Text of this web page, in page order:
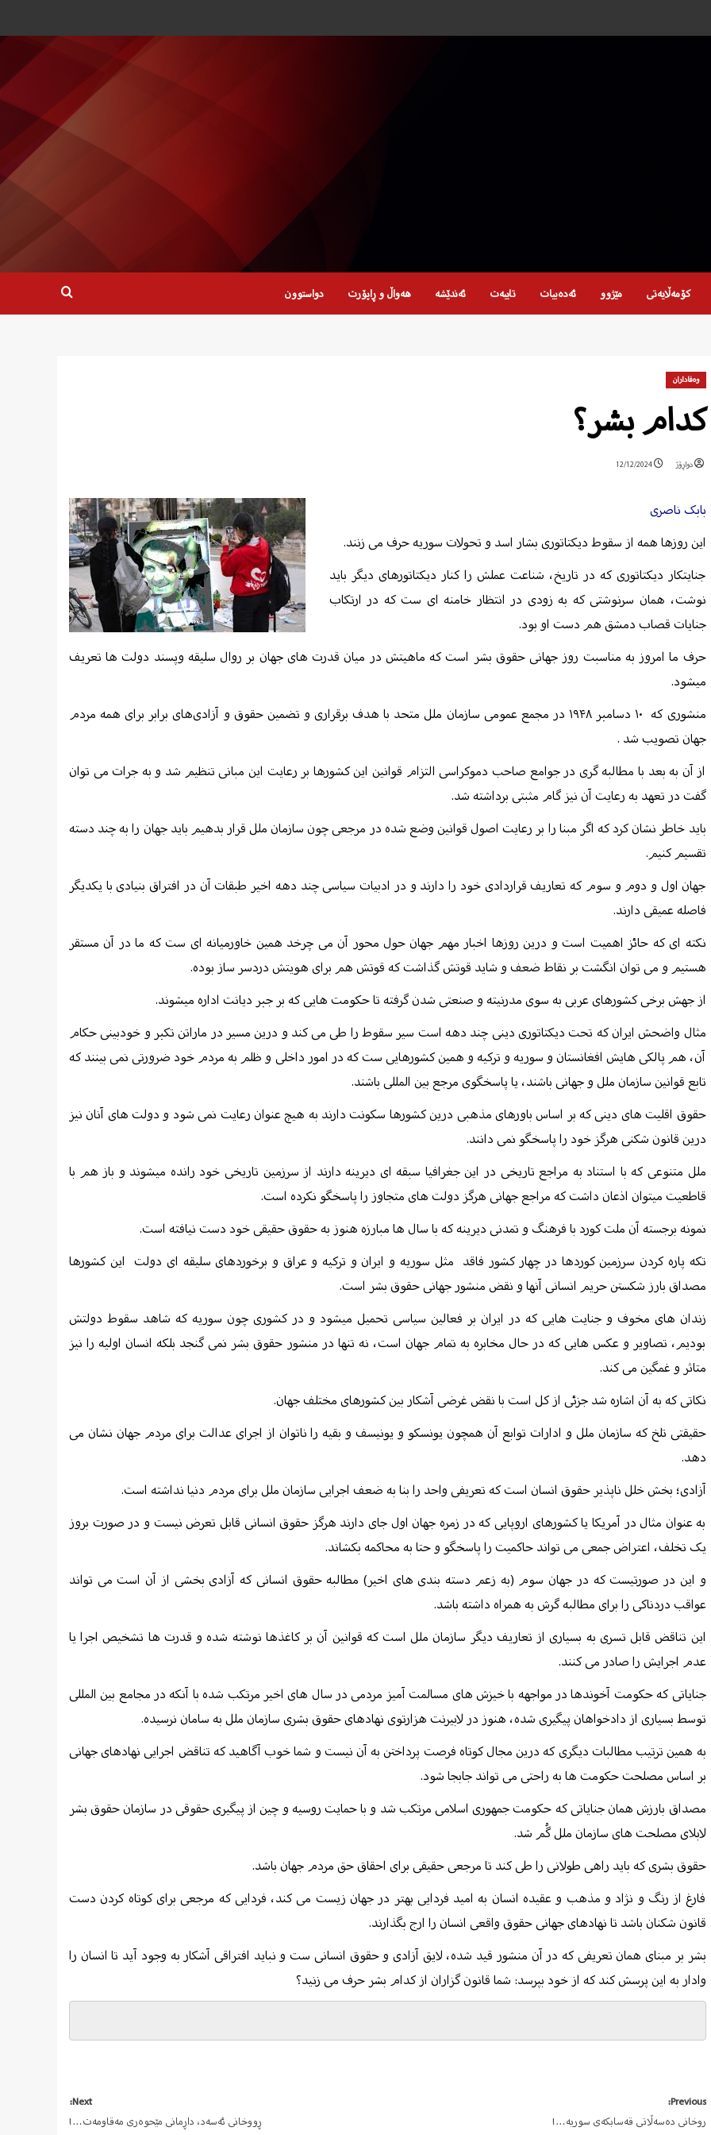
کۆمەڵایەتی مێژوو ئەدەبیات تایبەت ئەندێشە هەواڵ و ڕاپۆرت دواستوون
وەفاداران
کدام بشر؟
دواڕۆژ 12/12/2024
بابک ناصری
این روزها همه از سقوط دیکتاتوری بشار اسد و تحولات سوریه حرف می زنند.
جنایتکار دیکتاتوری که در تاریخ، شناعت عملش را کنار دیکتاتورهای دیگر باید
نوشت، همان سرنوشتی که به زودی در انتظار خامنه ای ست که در ارتکاب
جنایات قصاب دمشق هم دست او بود.
حرف ما امروز به مناسبت روز جهانی حقوق بشر است که ماهیتش در میان قدرت های جهان بر روال سلیقه وپسند دولت ها تعریف
میشود.
منشوری که
۱۰ دسامبر ۱۹۴۸ در مجمع عمومی سازمان ملل متحد با هدف برقراری و تضمین حقوق و آزادی‌های برابر برای همه مردم
جهان تصویب شد .
از آن به بعد با مطالبه گری در جوامع صاحب دموکراسی التزام قوانین این کشورها بر رعایت این مبانی تنظیم شد و به جرات می توان
گفت در تعهد به رعایت آن نیز گام مثبتی برداشته شد.
باید خاطر نشان کرد که اگر مبنا را بر رعایت اصول قوانین وضع شده در مرجعی چون سازمان ملل قرار بدهیم باید جهان را به چند دسته
تقسیم کنیم.
جهان اول و دوم و سوم که تعاریف قراردادی خود را دارند و در ادبیات سیاسی چند دهه اخیر طبقات آن در افتراق بنیادی با یکدیگر
فاصله عمیقی دارند.
نکته ای که حائز اهمیت است و درین روزها اخبار مهم جهان حول محور آن می چرخد همین خاورمیانه ای ست که ما در آن مستقر
هستیم و می توان انگشت بر نقاط ضعف و شاید قوتش گذاشت که قوتش هم برای هویتش دردسر ساز بوده.
از جهش برخی کشورهای عربی به سوی مدرنیته و صنعتی شدن گرفته تا حکومت هایی که بر جبر دیانت اداره میشوند.
مثال واضحش ایران که تحت دیکتاتوری دینی چند دهه است سیر سقوط را طی می کند و درین مسیر در ماراتن تکبر و خودبینی حکام
آن، هم پالکی هایش افغانستان و سوریه و ترکیه و همین کشورهایی ست که در امور داخلی و ظلم به مردم خود ضرورتی نمی بینند که
تابع قوانین سازمان ملل و جهانی باشند، یا پاسخگوی مرجع بین المللی باشند.
حقوق اقلیت های دینی که بر اساس باورهای مذهبی درین کشورها سکونت دارند به هیچ عنوان رعایت نمی شود و دولت های آنان نیز
درین قانون شکنی هرگز خود را پاسخگو نمی دانند.
ملل متنوعی که با استناد به مراجع تاریخی در این جغرافیا سبقه ای دیرینه دارند از سرزمین تاریخی خود رانده میشوند و باز هم با
قاطعیت میتوان اذعان داشت که مراجع جهانی هرگز دولت های متجاوز را پاسخگو نکرده است.
نمونه برجسته آن ملت کورد با فرهنگ و تمدنی دیرینه که با سال ها مبارزه هنوز به حقوق حقیقی خود دست نیافته است.
تکه پاره کردن سرزمین کوردها در چهار کشور فاقد مثل سوریه و ایران و ترکیه و عراق و برخوردهای سلیقه ای دولت این کشورها
مصداق بارز شکستن حریم انسانی آنها و نقض منشور جهانی حقوق بشر است.
زندان های مخوف و جنایت هایی که در ایران بر فعالین سیاسی تحمیل میشود و در کشوری چون سوریه که شاهد سقوط دولتش
بودیم، تصاویر و عکس هایی که در حال مخابره به تمام جهان است، نه تنها در منشور حقوق بشر نمی گنجد بلکه انسان اولیه را نیز
متاثر و غمگین می کند.
نکاتی که به آن اشاره شد جزئی از کل است با نقض غرضی آشکار بین کشورهای مختلف جهان.
حقیقتی تلخ که سازمان ملل و ادارات توابع آن همچون یونسکو و یونیسف و بقیه را ناتوان از اجرای عدالت برای مردم جهان نشان می
دهد.
آزادی؛ بخش خلل ناپذیر حقوق انسان است که تعریفی واحد را بنا به ضعف اجرایی سازمان ملل برای مردم دنیا نداشته است.
به عنوان مثال در آمریکا یا کشورهای اروپایی که در زمره جهان اول جای دارند هرگز حقوق انسانی قابل تعرض نیست و در صورت بروز
یک تخلف، اعتراض جمعی می تواند حاکمیت را پاسخگو و حتا به محاکمه بکشاند.
و این در صورتیست که در جهان سوم (به زعم دسته بندی های اخیر) مطالبه حقوق انسانی که آزادی بخشی از آن است می تواند
عواقب دردناکی را برای مطالبه گرش به همراه داشته باشد.
این تناقض قابل تسری به بسیاری از تعاریف دیگر سازمان ملل است که قوانین آن بر کاغذها نوشته شده و قدرت ها تشخیص اجرا یا
عدم اجرایش را صادر می کنند.
جنایاتی که حکومت آخوندها در مواجهه با خیزش های مسالمت آمیز مردمی در سال های اخیر مرتکب شده با آنکه در مجامع بین المللی
توسط بسیاری از دادخواهان پیگیری شده، هنوز در لابیرنت هزارتوی نهادهای حقوق بشری سازمان ملل به سامان نرسیده.
به همین ترتیب مطالبات دیگری که درین مجال کوتاه فرصت پرداختن به آن نیست و شما خوب آگاهید که تناقض اجرایی نهادهای جهانی
بر اساس مصلحت حکومت ها به راحتی می تواند جابجا شود.
مصداق بارزش همان جنایاتی که حکومت جمهوری اسلامی مرتکب شد و با حمایت روسیه و چین از پیگیری حقوقی در سازمان حقوق بشر
لابلای مصلحت های سازمان ملل گُم شد.
حقوق بشری که باید راهی طولانی را طی کند تا مرجعی حقیقی برای احقاق حق مردم جهان باشد.
فارغ از رنگ و نژاد و مذهب و عقیده انسان به امید فردایی بهتر در جهان زیست می کند، فردایی که مرجعی برای کوتاه کردن دست
قانون شکنان باشد تا نهادهای جهانی حقوق واقعی انسان را ارج بگذارند.
بشر بر مبنای همان تعریفی که در آن منشور قید شده، لایق آزادی و حقوق انسانی ست و نباید افتراقی آشکار به وجود آید تا انسان را
وادار به این پرسش کند که از خود بپرسد: شما قانون گزاران از کدام بشر حرف می زنید؟
Post
Previous:
روخانی دەسەڵاتی قەسابکەی سوریە…!
Next:
ڕووخانی ئەسەد، داڕمانی مێحوەری مەقاومەت…!